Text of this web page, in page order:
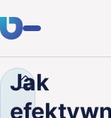
Usługi
Jak